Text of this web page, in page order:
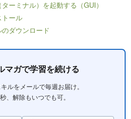
ーミナル）を起動する（GUI）
ール
ダウンロード
マガで学習を続ける
ルをメールで毎週お届け。
、解除もいつでも可。